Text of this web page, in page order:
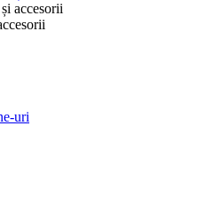
accesorii
uri